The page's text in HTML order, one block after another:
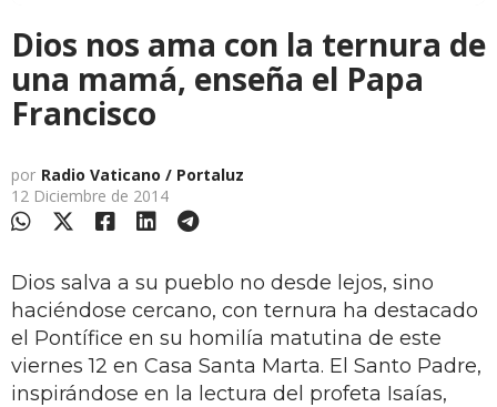
Dios nos ama con la ternura de
una mamá, enseña el Papa
Francisco
por Radio Vaticano / Portaluz
12 Diciembre de 2014
Dios salva a su pueblo no desde lejos, sino
haciéndose cercano, con ternura ha destacado
el Pontífice en su homilía matutina de este
viernes 12 en Casa Santa Marta. El Santo Padre,
inspirándose en la lectura del profeta Isaías,